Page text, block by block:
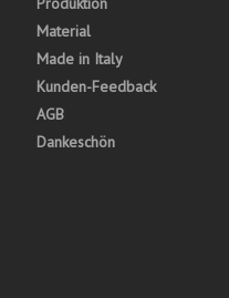
Material
Made in Italy
Kunden-Feedback
AGB
Dankeschön